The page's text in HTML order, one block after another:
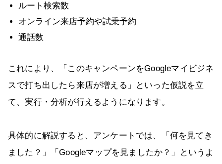
ルート検索数
オンライン来店予約や試乗予約
通話数
これにより、「このキャンペーンをGoogleマイビジネ
スで打ち出したら来店が増える」といった仮説を立
て、実行・分析が行えるようになります。
具体的に解説すると、アンケートでは、「何を見てき
ました？」「Googleマップを見ましたか？」というよ